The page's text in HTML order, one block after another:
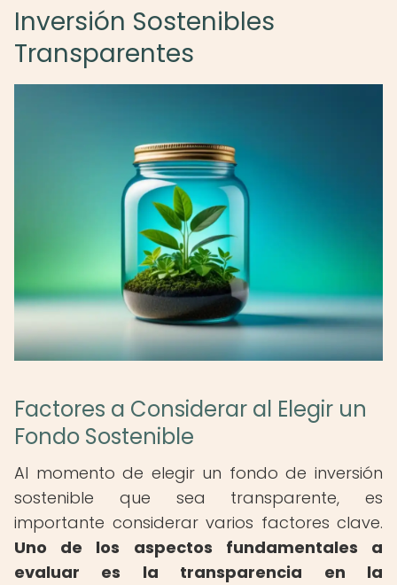
Inversión Sostenibles
Transparentes
Factores a Considerar al Elegir un
Fondo Sostenible
Al momento de elegir un fondo de inversión
sostenible que sea transparente, es
importante considerar varios factores clave.
Uno de los aspectos fundamentales a
evaluar es la transparencia en la